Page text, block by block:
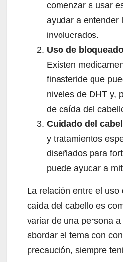
comenzar a usar
ayudar a entender
involucrados.
Uso de
Existen
finasteride que
niveles de DHT y,
de caída del
Cuidado del
y tratamientos
diseñados para
puede ayudar a
La relación entre el uso
caída del cabello es
variar de una persona a
abordar el tema con
precaución, siempre